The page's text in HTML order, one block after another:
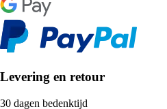
Levering en retour
30 dagen bedenktijd